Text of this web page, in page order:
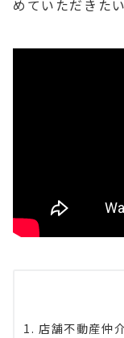
めていただきた
店舗不動産仲